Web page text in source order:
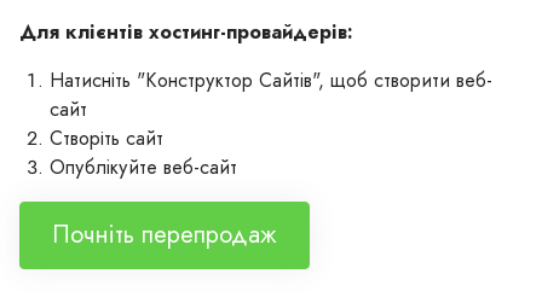
Для клієнтів хостинг-провайдерів:
Натисніть "Конструктор Сайтів", щоб створити веб-
сайт
Створiть сайт
Опублікуйте веб-сайт
Почніть перепродаж